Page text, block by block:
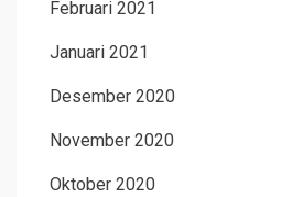
Februari 2021
Januari 2021
Desember 2020
November 2020
Oktober 2020